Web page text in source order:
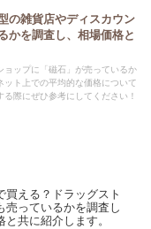
の雑貨店やディスカウン
かを調査し、相場価格と
ョップに「磁石」が売っているか
ット上での平均的な価格について
際にぜひ参考にしてください！
買える？ドラッグスト
売っているかを調査し
共に紹介します。